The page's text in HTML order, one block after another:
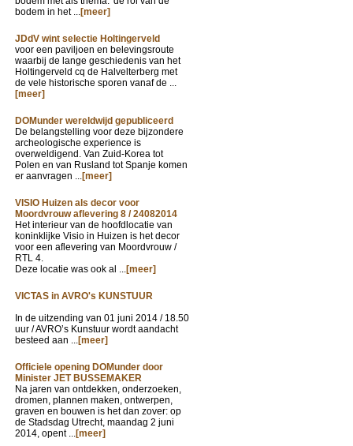
bodem in het ...[meer]
JDdV wint selectie Holtingerveld
voor een paviljoen en belevingsroute
waarbij de lange geschiedenis van het
Holtingerveld cq de Halvelterberg met
de vele historische sporen vanaf de ...
[meer]
DOMunder wereldwijd gepubliceerd
De belangstelling voor deze bijzondere
archeologische experience is
overweldigend. Van Zuid-Korea tot
Polen en van Rusland tot Spanje komen
er aanvragen ...[meer]
VISIO Huizen als decor voor
Moordvrouw aflevering 8 / 24082014
Het interieur van de hoofdlocatie van
koninklijke Visio in Huizen is het decor
voor een aflevering van Moordvrouw /
RTL 4.
Deze locatie was ook al ...[meer]
VICTAS in AVRO's KUNSTUUR
In de uitzending van 01 juni 2014 / 18.50
uur / AVRO’s Kunstuur wordt aandacht
besteed aan ...[meer]
Officiele opening DOMunder door
Minister JET BUSSEMAKER
Na jaren van ontdekken, onderzoeken,
dromen, plannen maken, ontwerpen,
graven en bouwen is het dan zover: op
de Stadsdag Utrecht, maandag 2 juni
2014, opent ...[meer]